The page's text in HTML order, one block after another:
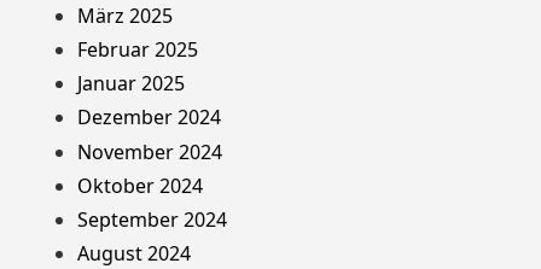
März 2025
Februar 2025
Januar 2025
Dezember 2024
November 2024
Oktober 2024
September 2024
August 2024